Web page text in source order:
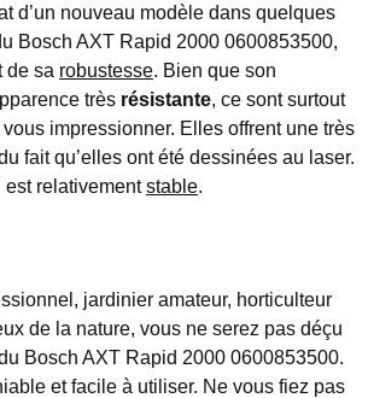
d’un nouveau modèle dans quelques
Bosch AXT Rapid 2000 0600853500,
de sa robustesse. Bien que son
très résistante, ce sont surtout
impressionner. Elles offrent une très
fait qu’elles ont été dessinées au laser.
est relativementstable.
jardinier amateur, horticulteur
de la nature, vous ne serez pas déçu
Bosch AXT Rapid 2000 0600853500.
et facile à utiliser. Ne vous fiez pas